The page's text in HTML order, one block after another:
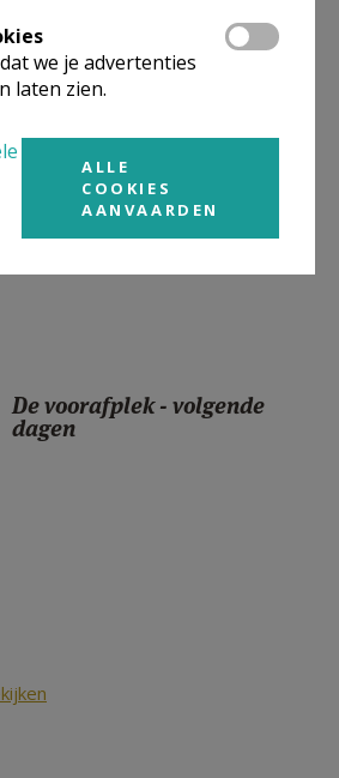
Aandacht van het hart - dag 4
Ego op dieet - dag 5
De voorafplek - volgende
dagen
we je advertenties
laten zien.
ALLE
COOKIES
AANVAARDEN